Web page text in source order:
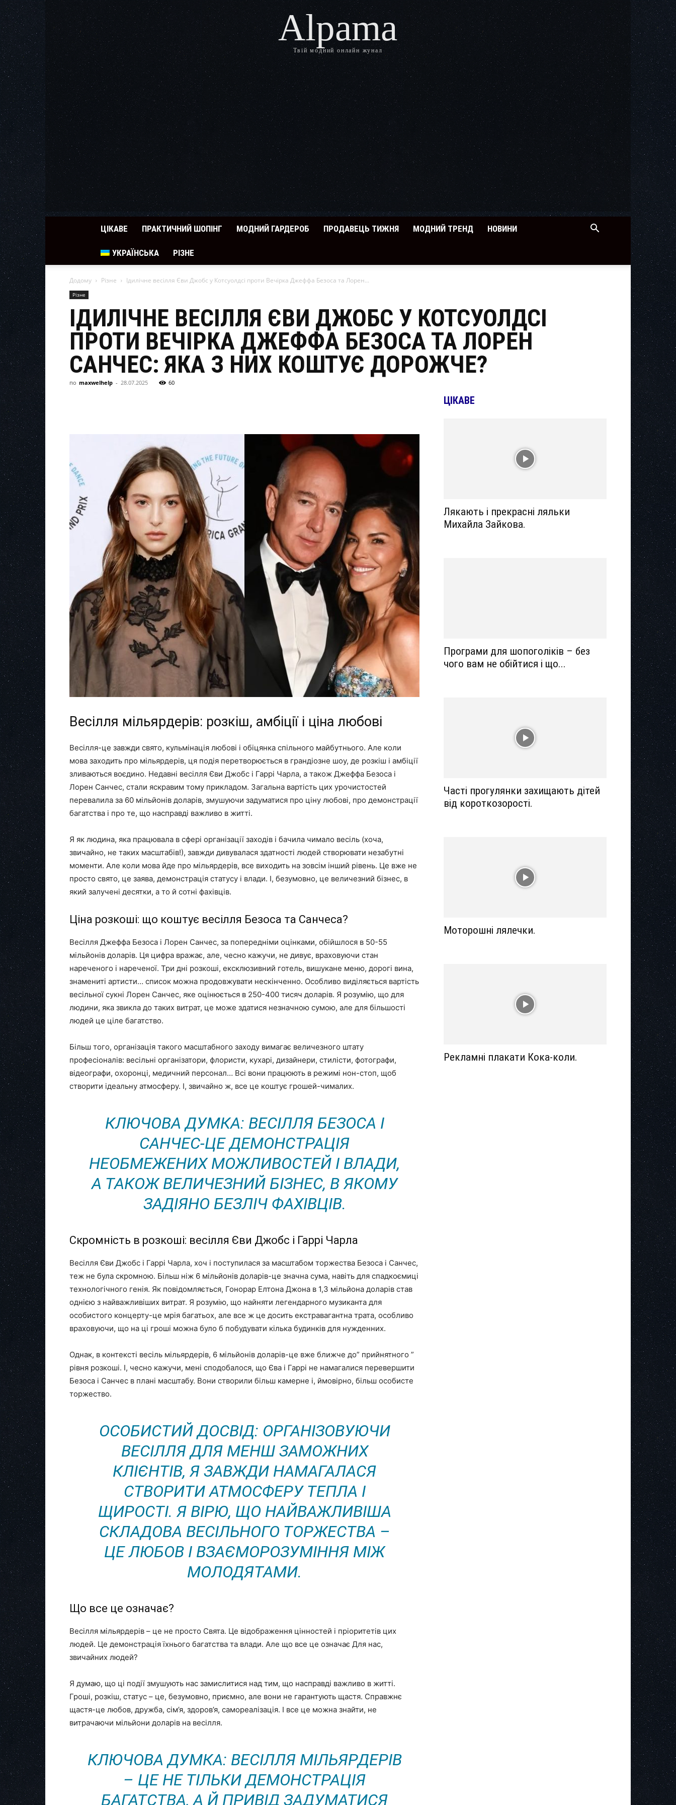
Alpama
Твій модний онлайн жунал
ЦІКАВЕ ПРАКТИЧНИЙ ШОПІНГ МОДНИЙ ГАРДЕРОБ ПРОДАВЕЦЬ ТИЖНЯ МОДНИЙ ТРЕНД НОВИНИ
УКРАЇНСЬКА РІЗНЕ
Додому Різне Ідилічне весілля Єви Джобс у Котсуолдсі проти Вечірка Джеффа Безоса та Лорен...
Різне
ІДИЛІЧНЕ ВЕСІЛЛЯ ЄВИ ДЖОБС У КОТСУОЛДСІ
ПРОТИ ВЕЧІРКА ДЖЕФФА БЕЗОСА ТА ЛОРЕН
САНЧЕС: ЯКА З НИХ КОШТУЄ ДОРОЖЧЕ?
по maxwelhelp - 28.07.2025 60
Весілля мільярдерів: розкіш, амбіції і ціна любові
Весілля-це завжди свято, кульмінація любові і обіцянка спільного майбутнього. Але коли
мова заходить про мільярдерів, ця подія перетворюється в грандіозне шоу, де розкіш і амбіції
зливаються воєдино. Недавні весілля Єви Джобс і Гаррі Чарла, а також Джеффа Безоса і
Лорен Санчес, стали яскравим тому прикладом. Загальна вартість цих урочистостей
перевалила за 60 мільйонів доларів, змушуючи задуматися про ціну любові, про демонстрації
багатства і про те, що насправді важливо в житті.
Я як людина, яка працювала в сфері організації заходів і бачила чимало весіль (хоча,
звичайно, не таких масштабів!), завжди дивувалася здатності людей створювати незабутні
моменти. Але коли мова йде про мільярдерів, все виходить на зовсім інший рівень. Це вже не
просто свято, це заява, демонстрація статусу і влади. І, безумовно, це величезний бізнес, в
який залучені десятки, а то й сотні фахівців.
Ціна розкоші: що коштує весілля Безоса та Санчеса?
Весілля Джеффа Безоса і Лорен Санчес, за попередніми оцінками, обійшлося в 50-55
мільйонів доларів. Ця цифра вражає, але, чесно кажучи, не дивує, враховуючи стан
нареченого і нареченої. Три дні розкоші, ексклюзивний готель, вишукане меню, дорогі вина,
знамениті артисти… список можна продовжувати нескінченно. Особливо виділяється вартість
весільної сукні Лорен Санчес, яке оцінюється в 250-400 тисяч доларів. Я розумію, що для
людини, яка звикла до таких витрат, це може здатися незначною сумою, але для більшості
людей це ціле багатство.
Більш того, організація такого масштабного заходу вимагає величезного штату
професіоналів: весільні організатори, флористи, кухарі, дизайнери, стилісти, фотографи,
відеографи, охоронці, медичний персонал… Всі вони працюють в режимі нон-стоп, щоб
створити ідеальну атмосферу. І, звичайно ж, все це коштує грошей-чималих.
КЛЮЧОВА ДУМКА: ВЕСІЛЛЯ БЕЗОСА І
САНЧЕС-ЦЕ ДЕМОНСТРАЦІЯ
НЕОБМЕЖЕНИХ МОЖЛИВОСТЕЙ І ВЛАДИ,
А ТАКОЖ ВЕЛИЧЕЗНИЙ БІЗНЕС, В ЯКОМУ
ЗАДІЯНО БЕЗЛІЧ ФАХІВЦІВ.
Скромність в розкоші: весілля Єви Джобс і Гаррі Чарла
Весілля Єви Джобс і Гаррі Чарла, хоч і поступилася за масштабом торжества Безоса і Санчес,
теж не була скромною. Більш ніж 6 мільйонів доларів-це значна сума, навіть для спадкоємиці
технологічного генія. Як повідомляється, Гонорар Елтона Джона в 1,3 мільйона доларів став
однією з найважливіших витрат. Я розумію, що найняти легендарного музиканта для
особистого концерту-це мрія багатьох, але все ж це досить екстравагантна трата, особливо
враховуючи, що на ці гроші можна було б побудувати кілька будинків для нужденних.
Однак, в контексті весіль мільярдерів, 6 мільйонів доларів-це вже ближче до” прийнятного ”
рівня розкоші. І, чесно кажучи, мені сподобалося, що Єва і Гаррі не намагалися перевершити
Безоса і Санчес в плані масштабу. Вони створили більш камерне і, ймовірно, більш особисте
торжество.
ОСОБИСТИЙ ДОСВІД: ОРГАНІЗОВУЮЧИ
ВЕСІЛЛЯ ДЛЯ МЕНШ ЗАМОЖНИХ
КЛІЄНТІВ, Я ЗАВЖДИ НАМАГАЛАСЯ
СТВОРИТИ АТМОСФЕРУ ТЕПЛА І
ЩИРОСТІ. Я ВІРЮ, ЩО НАЙВАЖЛИВІША
СКЛАДОВА ВЕСІЛЬНОГО ТОРЖЕСТВА –
ЦЕ ЛЮБОВ І ВЗАЄМОРОЗУМІННЯ МІЖ
МОЛОДЯТАМИ.
Що все це означає?
Весілля мільярдерів – це не просто Свята. Це відображення цінностей і пріоритетів цих
людей. Це демонстрація їхнього багатства та влади. Але що все це означає Для нас,
звичайних людей?
Я думаю, що ці події змушують нас замислитися над тим, що насправді важливо в житті.
Гроші, розкіш, статус – це, безумовно, приємно, але вони не гарантують щастя. Справжнє
щастя-це любов, дружба, сім’я, здоров’я, самореалізація. І все це можна знайти, не
витрачаючи мільйони доларів на весілля.
КЛЮЧОВА ДУМКА: ВЕСІЛЛЯ МІЛЬЯРДЕРІВ
– ЦЕ НЕ ТІЛЬКИ ДЕМОНСТРАЦІЯ
БАГАТСТВА, А Й ПРИВІД ЗАДУМАТИСЯ
ЦІКАВЕ
Лякають і прекрасні ляльки
Михайла Зайкова.
Програми для шопоголіків – без
чого вам не обійтися і що...
Часті прогулянки захищають дітей
від короткозорості.
Моторошні лялечки.
Рекламні плакати Кока-коли.